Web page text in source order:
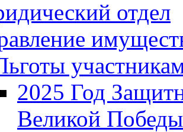
отдел
2025 Год
Великой Победы